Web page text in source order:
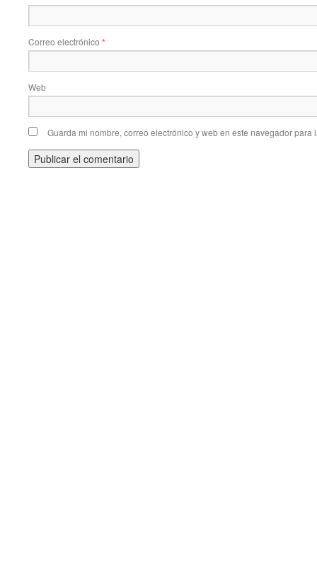
Correo electrónico *
Web
Guarda mi nombre, correo electrónico y web en este navegador para